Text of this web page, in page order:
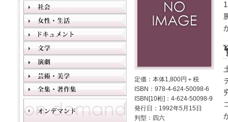
定価：本体1,800円＋税
ISBN：978-4-624-50098-6
ISBN[10桁]：4-624-50098-9
発行日：1992年5月15日
判型：四六